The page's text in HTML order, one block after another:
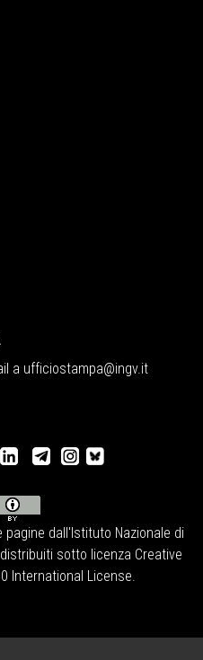
a ufficiostampa@ingv.it
pagine dall' Istituto Nazionale di
sotto licenza Creative
International License.